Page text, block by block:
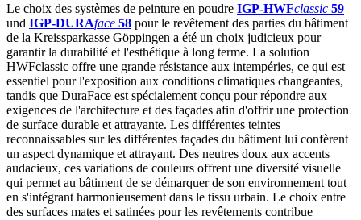
Le choix des systèmes de peinture en poudre IGP-HWFclassic 59
und IGP-DURAface 58 pour le revêtement des parties du bâtiment
de la Kreissparkasse Göppingen a été un choix judicieux pour
garantir la durabilité et l'esthétique à long terme. La solution
HWFclassic offre une grande résistance aux intempéries, ce qui est
essentiel pour l'exposition aux conditions climatiques changeantes,
tandis que DuraFace est spécialement conçu pour répondre aux
exigences de l'architecture et des façades afin d'offrir une protection
de surface durable et attrayante. Les différentes teintes
reconnaissables sur les différentes façades du bâtiment lui confèrent
un aspect dynamique et attrayant. Des neutres doux aux accents
audacieux, ces variations de couleurs offrent une diversité visuelle
qui permet au bâtiment de se démarquer de son environnement tout
en s'intégrant harmonieusement dans le tissu urbain. Le choix entre
des surfaces mates et satinées pour les revêtements contribue